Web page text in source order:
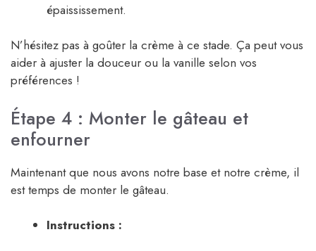
épaississement.
N’hésitez pas à goûter la crème à ce stade. Ça peut vous
aider à ajuster la douceur ou la vanille selon vos
préférences !
Étape 4 : Monter le gâteau et
enfourner
Maintenant que nous avons notre base et notre crème, il
est temps de monter le gâteau.
Instructions :